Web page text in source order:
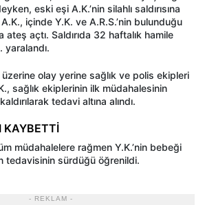
eski eşi A.K.’nin silahlı saldırısına
içinde Y.K. ve A.R.S.’nin bulunduğu
açtı. Saldırıda 32 haftalık hamile
yaralandı.
olay yerine sağlık ve polis ekipleri
sağlık ekiplerinin ilk müdahalesinin
tedavi altına alındı.
KAYBETTİ
müdahalelere rağmen Y.K.’nin bebeği
tedavisinin sürdüğü öğrenildi.
- REKLAM -